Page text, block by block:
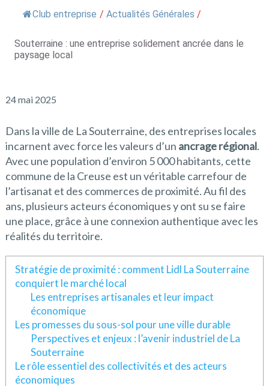
Club entreprise / Actualités Générales /
Souterraine : une entreprise solidement ancrée dans le
paysage local
24 mai 2025
Dans la ville de La Souterraine, des entreprises locales
incarnent avec force les valeurs d’un ancrage régional.
Avec une population d’environ 5 000 habitants, cette
commune de la Creuse est un véritable carrefour de
l’artisanat et des commerces de proximité. Au fil des
ans, plusieurs acteurs économiques y ont su se faire
une place, grâce à une connexion authentique avec les
réalités du territoire.
Stratégie de proximité : comment Lidl La Souterraine
conquiert le marché local
Les entreprises artisanales et leur impact
économique
Les promesses du sous-sol pour une ville durable
Perspectives et enjeux : l’avenir industriel de La
Souterraine
Le rôle essentiel des collectivités et des acteurs
économiques